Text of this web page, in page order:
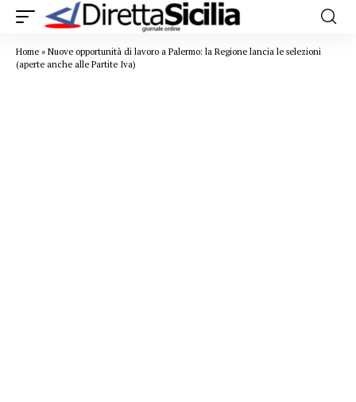
Home » Nuove opportunità di lavoro a Palermo: la Regione lancia le selezioni
(aperte anche alle Partite Iva)